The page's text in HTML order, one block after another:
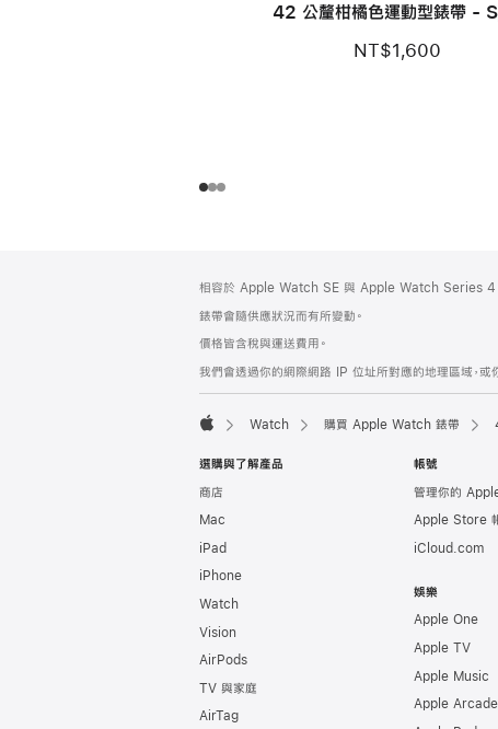
42 公釐柑橘色運動型錶帶 -
NT$1,600
腳
腳
相容於 Apple Watch SE 與 Apple Watch Series 4
錶帶會隨供應狀況而有所變動。
價格皆含稅與運送費用。
我們會透過你的網際網路 IP 位址所對應的地理區域，
Watch 購買 Apple Watch 錶帶
選購與了解產品
商店
Mac
iPad
iPhone
Watch
Vision
AirPods
TV 與家庭
AirTag
帳號
管理你的
Apple Store
iCloud.com
娛樂
Apple One
Apple TV
Apple Music
Apple Arcade